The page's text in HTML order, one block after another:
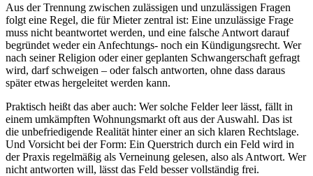
Aus der Trennung zwischen zulässigen und unzulässigen Fragen
folgt eine Regel, die für Mieter zentral ist: Eine unzulässige Frage
muss nicht beantwortet werden, und eine falsche Antwort darauf
begründet weder ein Anfechtungs- noch ein Kündigungsrecht. Wer
nach seiner Religion oder einer geplanten Schwangerschaft gefragt
wird, darf schweigen – oder falsch antworten, ohne dass daraus
später etwas hergeleitet werden kann.
Praktisch heißt das aber auch: Wer solche Felder leer lässt, fällt in
einem umkämpften Wohnungsmarkt oft aus der Auswahl. Das ist
die unbefriedigende Realität hinter einer an sich klaren Rechtslage.
Und Vorsicht bei der Form: Ein Querstrich durch ein Feld wird in
der Praxis regelmäßig als Verneinung gelesen, also als Antwort. Wer
nicht antworten will, lässt das Feld besser vollständig frei.